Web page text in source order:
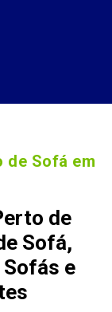
de Sofá em
de
Sofá,
e